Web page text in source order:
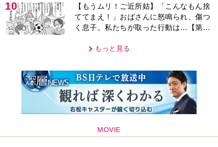
10
【もうムリ！ご近所姑】「こんなもん捨
ててまえ！」おばさんに怒鳴られ、傷つ
く息子。私たちが取った行動は…【第3
もっと見る
MOVIE